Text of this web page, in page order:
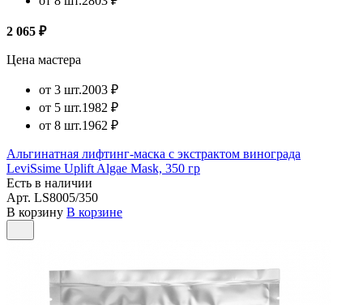
2 065 ₽
Цена мастера
от 3 шт.2003 ₽
от 5 шт.1982 ₽
от 8 шт.1962 ₽
Альгинатная лифтинг-маска с экстрактом винограда
LeviSsime Uplift Algae Mask, 350 гр
Есть в наличии
Арт. LS8005/350
В корзину В корзине